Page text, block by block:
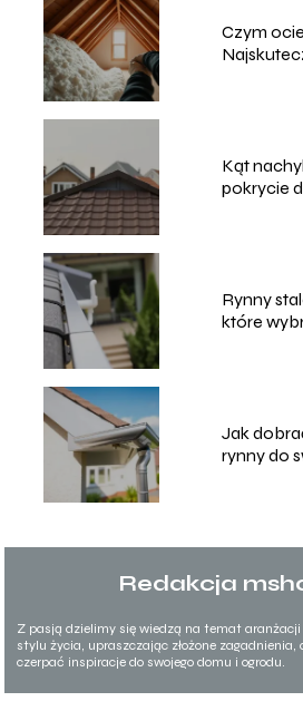
Czym
Kąt
pokrycie
Rynny
które
Jak
rynny do
Redakcja
Z pasją dzielimy się wiedzą na temat
stylu życia, upraszczając złożone zagadnienia,
czerpać inspiracje do swojego domu i ogrodu.